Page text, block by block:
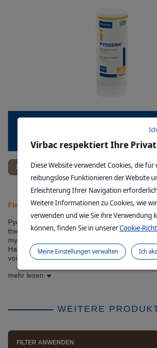
Direkt im Onlineshop einkaufen
Flasche mit 250 ml
Pyoderm Shampoo mit Chlorhexidin wurde
therapiebegleitenden Anwendung bei
mykotischen Hauterkrankungen. Es unterstützt
Hautschutzbarriere und das mikrobielle
von Hunden und Katzen.
mehr lesen
WEITERE
FILTER ANWENDEN
Virbac respektiert Ihre
Diese Website verwendet Cookies, die für
reibungslose Funktionieren der Website
Erleichterung Ihrer Navigation
Weitere Informationen zu Cookies, wie
verwenden und wie Sie ihre Verwendung
können, finden Sie in unsererCookie-
Ich
Meine Einstellungen verwalten